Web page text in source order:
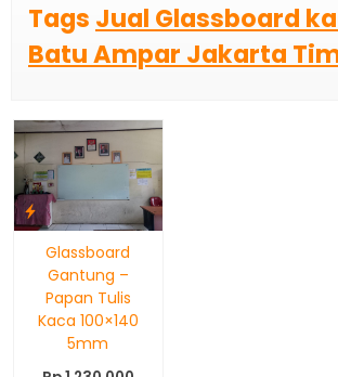
Tags Jual Glassboard
Batu Ampar Jakarta
Glassboard
Gantung –
Papan Tulis
Kaca 100×140
5mm